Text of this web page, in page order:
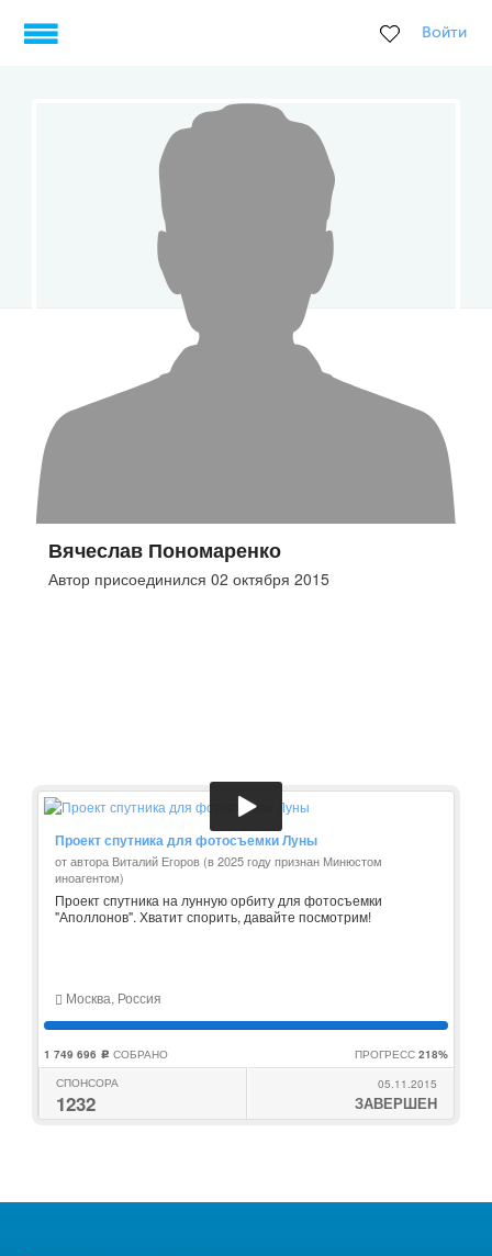
Войти
Вячеслав Пономаренко
Автор присоединился 02 октября 2015
Проект спутника для фотосъемки Луны
от автора Виталий Егоров (в 2025 году признан Минюстом
иноагентом)
Проект спутника на лунную орбиту для фотосъемки
"Аполлонов". Хватит спорить, давайте посмотрим!
Москва, Россия
1 749 696 c СОБРАНО ПРОГРЕСС 218%
СПОНСОРА
1232
05.11.2015
ЗАВЕРШЕН